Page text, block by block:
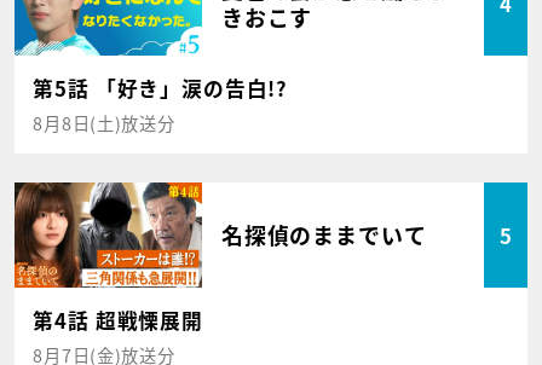
きおこす
第5話 「好き」涙の告白!?
8月8日(土)放送分
名探偵のままでいて 5
第4話 超戦慄展開
8月7日(金)放送分